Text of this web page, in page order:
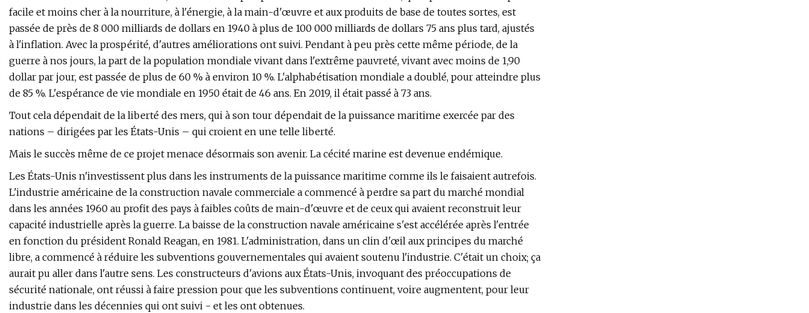
facile et moins cher à la nourriture, à l'énergie, à la main-d'œuvre et aux produits de base de toutes sortes, est
passée de près de 8 000 milliards de dollars en 1940 à plus de 100 000 milliards de dollars 75 ans plus tard, ajustés
à l'inflation. Avec la prospérité, d'autres améliorations ont suivi. Pendant à peu près cette même période, de la
guerre à nos jours, la part de la population mondiale vivant dans l'extrême pauvreté, vivant avec moins de 1,90
dollar par jour, est passée de plus de 60 % à environ 10 %. L'alphabétisation mondiale a doublé, pour atteindre plus
de 85 %. L'espérance de vie mondiale en 1950 était de 46 ans. En 2019, il était passé à 73 ans.
Tout cela dépendait de la liberté des mers, qui à son tour dépendait de la puissance maritime exercée par des
nations – dirigées par les États-Unis – qui croient en une telle liberté.
Mais le succès même de ce projet menace désormais son avenir. La cécité marine est devenue endémique.
Les États-Unis n'investissent plus dans les instruments de la puissance maritime comme ils le faisaient autrefois.
L'industrie américaine de la construction navale commerciale a commencé à perdre sa part du marché mondial
dans les années 1960 au profit des pays à faibles coûts de main-d'œuvre et de ceux qui avaient reconstruit leur
capacité industrielle après la guerre. La baisse de la construction navale américaine s'est accélérée après l'entrée
en fonction du président Ronald Reagan, en 1981. L'administration, dans un clin d'œil aux principes du marché
libre, a commencé à réduire les subventions gouvernementales qui avaient soutenu l'industrie. C'était un choix; ça
aurait pu aller dans l'autre sens. Les constructeurs d'avions aux États-Unis, invoquant des préoccupations de
sécurité nationale, ont réussi à faire pression pour que les subventions continuent, voire augmentent, pour leur
industrie dans les décennies qui ont suivi - et les ont obtenues.